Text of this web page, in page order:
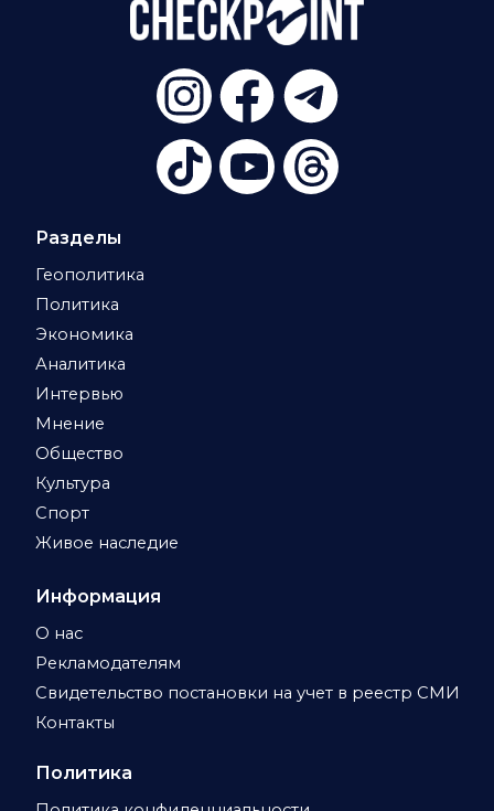
Разделы
Геополитика
Политика
Экономика
Аналитика
Интервью
Мнение
Общество
Культура
Спорт
Живое наследие
Информация
О нас
Рекламодателям
Свидетельство постановки на учет в реестр СМИ
Контакты
Политика